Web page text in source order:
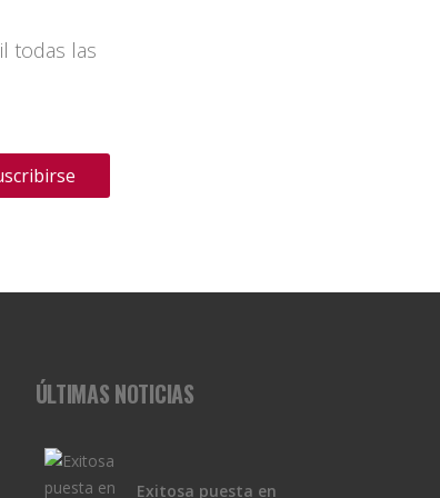
todas las
ÚLTIMAS NOTICIAS
Exitosa puesta en